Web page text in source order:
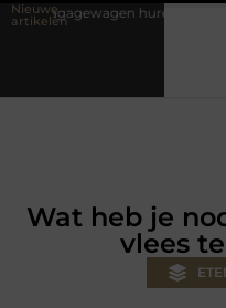
Nieuwe
artikelen
Kies de juiste aanhanger
Wat heb je
vlees